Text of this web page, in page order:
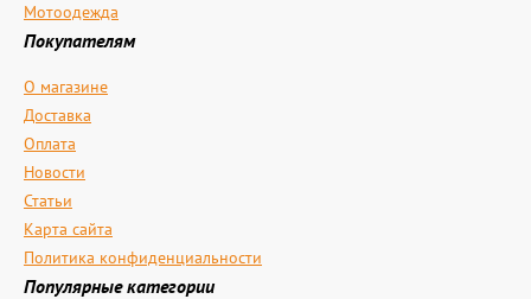
Мотоодежда
Покупателям
О магазине
Доставка
Оплата
Новости
Статьи
Карта сайта
Политика конфиденциальности
Популярные категории